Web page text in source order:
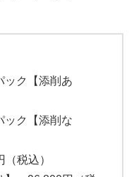
ック【添削あ
ック【添削な
税込）